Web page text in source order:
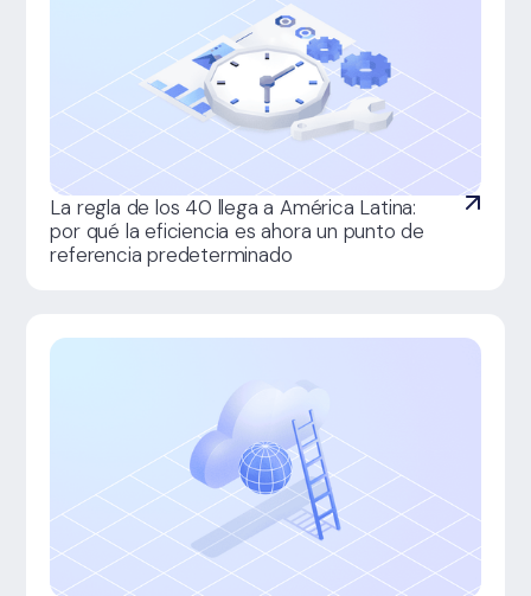
La regla de los 40 llega a América Latina:
por qué la eficiencia es ahora un punto de
referencia predeterminado